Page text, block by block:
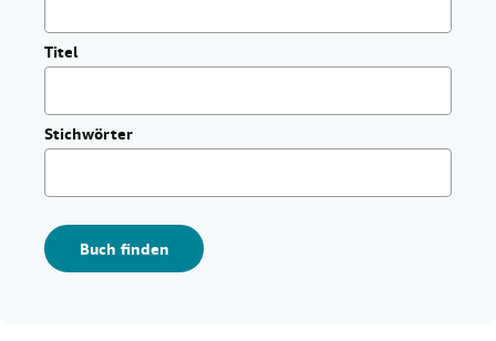
Titel
Stichwörter
Buch finden